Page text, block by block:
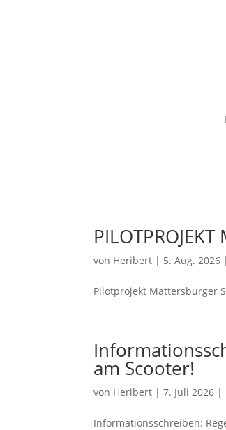
PILOTPROJEKT
von Heribert | 5. Aug. 2026 |
Pilotprojekt Mattersburger
am Scooter!
von Heribert |7. Juli 2026 |
Informationsschreiben: